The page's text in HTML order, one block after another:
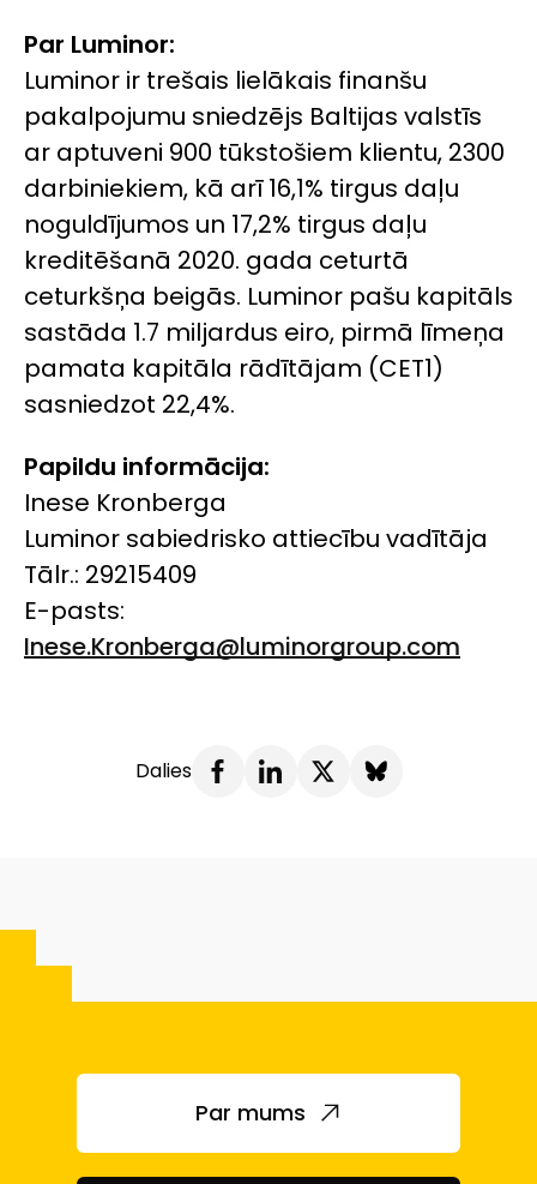
Par Luminor:
Luminor ir trešais lielākais finanšu
pakalpojumu sniedzējs Baltijas valstīs
ar aptuveni 900 tūkstošiem klientu, 2300
darbiniekiem, kā arī 16,1% tirgus daļu
noguldījumos un 17,2% tirgus daļu
kreditēšanā 2020. gada ceturtā
ceturkšņa beigās. Luminor pašu kapitāls
sastāda 1.7 miljardus eiro, pirmā līmeņa
pamata kapitāla rādītājam (CET1)
sasniedzot 22,4%.
Papildu informācija:
Inese Kronberga
Luminor sabiedrisko attiecību vadītāja
Tālr.: 29215409
E-pasts:
Inese.Kronberga@luminorgroup.com
Dalies
Par mums